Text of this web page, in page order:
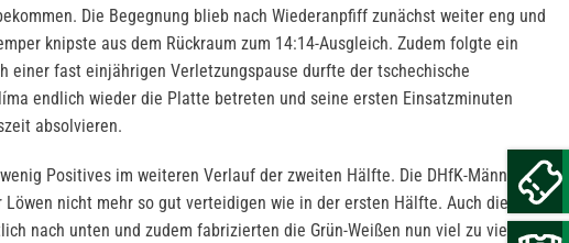
Die Begegnung blieb nach Wiederanpfiff zunächst weiter eng und
knipste aus dem Rückraum zum 14:14-Ausgleich. Zudem folgte ein
einer fast einjährigen Verletzungspause durfte der tschechische
endlich wieder die Platte betreten und seine ersten Einsatzminuten
absolvieren.
Positives im weiteren Verlauf der zweiten Hälfte. Die DHfK-Männer
nicht mehr so gut verteidigen wie in der ersten Hälfte. Auch die
nach unten und zudem fabrizierten die Grün-Weißen nun viel zu viele